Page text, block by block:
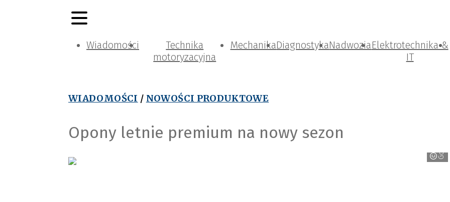
Wiadomości
Technika
motoryzacyjna
MechanikaDiagnostykaNadwoziaElektrotechnika &
IT
WIADOMOŚCI / NOWOŚCI PRODUKTOWE
Opony letnie premium na nowy sezon Goodyear